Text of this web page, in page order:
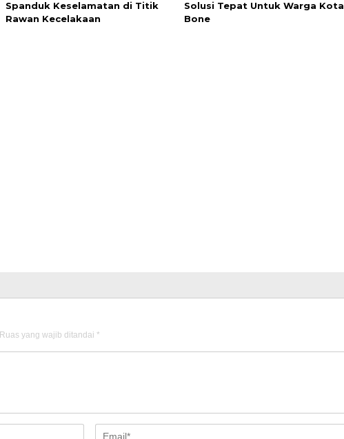
Spanduk Keselamatan di Titik
Rawan Kecelakaan
Solusi Tepat Untuk Warga Kota
Bone
Ruas yang wajib ditandai *